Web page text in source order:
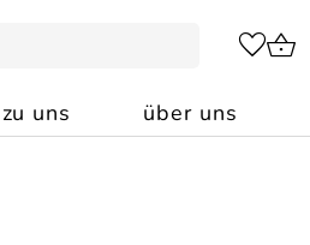
uns über uns